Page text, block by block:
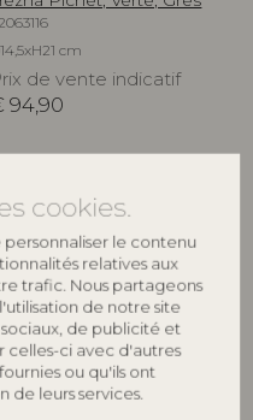
cookies.
le contenu
relatives aux
trafic. Nous partageons
de notre site
de publicité et
celles-ci avec d'autres
ou qu'ils ont
de leurs services.
cm
de vente indicatif
94,90